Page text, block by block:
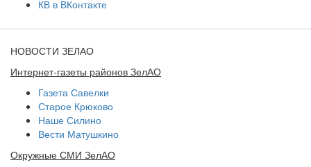
КВ в ВКонтакте
НОВОСТИ ЗЕЛАО
Интернет-газеты районов ЗелАО
Газета Савелки
Старое Крюково
Наше Силино
Вести Матушкино
Окружные СМИ ЗелАО